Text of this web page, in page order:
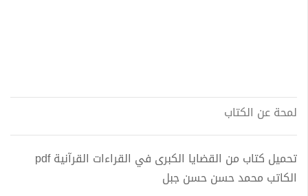
لمحة عن الكتاب
تحميل كتاب من القضايا الكبرى في القراءات القرآنية pdf
الكاتب محمد حسن حسن جبل